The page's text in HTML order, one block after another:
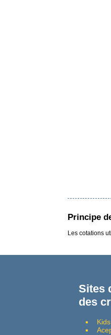
Principe
Les cotations
Sites
des